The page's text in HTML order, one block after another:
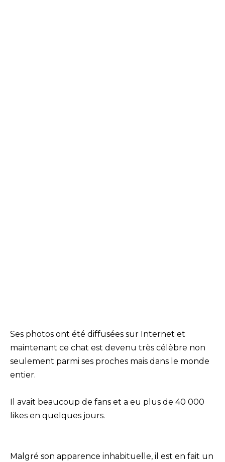
Ses photos ont été diffusées sur Internet et
maintenant ce chat est devenu très célèbre non
seulement parmi ses proches mais dans le monde
entier.
Il avait beaucoup de fans et a eu plus de 40 000
likes en quelques jours.
Malgré son apparence inhabituelle, il est en fait un